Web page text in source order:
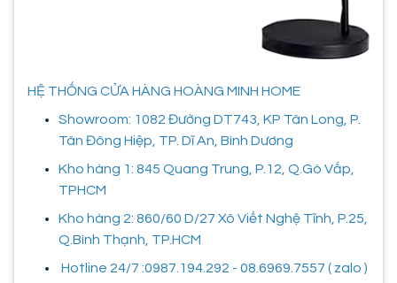
HỆ THỐNG CỬA HÀNG HOÀNG MINH HOME
Showroom: 1082 Đường DT743, KP Tân Long, P.
Tân Đông Hiệp, TP. Dĩ An, Bình Dương
Kho hàng 1: 845 Quang Trung, P.12, Q.Gò Vấp,
TPHCM
Kho hàng 2: 860/60 D/27 Xô Viết Nghệ Tĩnh, P.25,
Q.Bình Thạnh, TP.HCM
Hotline 24/7 :0987.194.292 - 08.6969.7557 ( zalo )